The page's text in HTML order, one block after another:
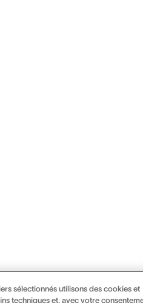
sélectionnés utilisons des cookies et
techniques et, avec votre